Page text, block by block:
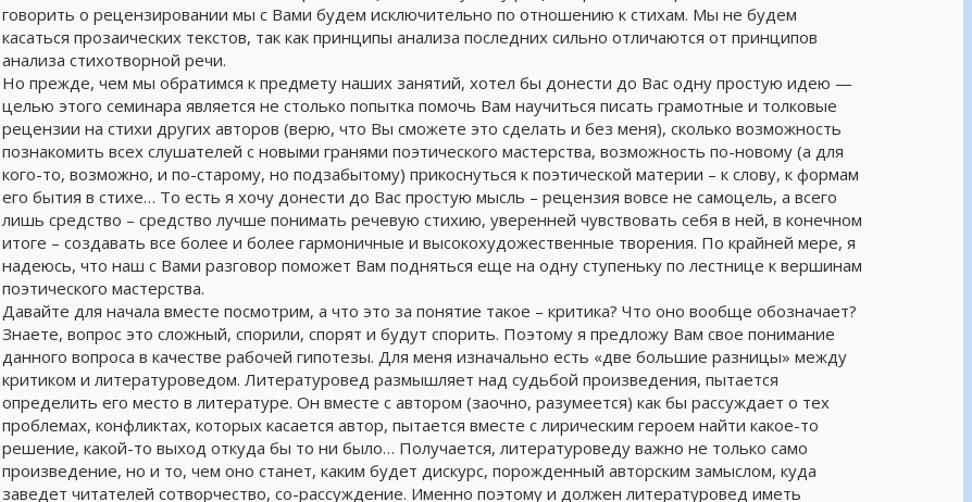
говорить о рецензировании мы с Вами будем исключительно по отношению к стихам. Мы не будем
касаться прозаических текстов, так как принципы анализа последних сильно отличаются от принципов
анализа стихотворной речи.
Но прежде, чем мы обратимся к предмету наших занятий, хотел бы донести до Вас одну простую идею —
целью этого семинара является не столько попытка помочь Вам научиться писать грамотные и толковые
рецензии на стихи других авторов (верю, что Вы сможете это сделать и без меня), сколько возможность
познакомить всех слушателей с новыми гранями поэтического мастерства, возможность по-новому (а для
кого-то, возможно, и по-старому, но подзабытому) прикоснуться к поэтической материи – к слову, к формам
его бытия в стихе… То есть я хочу донести до Вас простую мысль – рецензия вовсе не самоцель, а всего
лишь средство – средство лучше понимать речевую стихию, уверенней чувствовать себя в ней, в конечном
итоге – создавать все более и более гармоничные и высокохудожественные творения. По крайней мере, я
надеюсь, что наш с Вами разговор поможет Вам подняться еще на одну ступеньку по лестнице к вершинам
поэтического мастерства.
Давайте для начала вместе посмотрим, а что это за понятие такое – критика? Что оно вообще обозначает?
Знаете, вопрос это сложный, спорили, спорят и будут спорить. Поэтому я предложу Вам свое понимание
данного вопроса в качестве рабочей гипотезы. Для меня изначально есть «две большие разницы» между
критиком и литературоведом. Литературовед размышляет над судьбой произведения, пытается
определить его место в литературе. Он вместе с автором (заочно, разумеется) как бы рассуждает о тех
проблемах, конфликтах, которых касается автор, пытается вместе с лирическим героем найти какое-то
решение, какой-то выход откуда бы то ни было… Получается, литературоведу важно не только само
произведение, но и то, чем оно станет, каким будет дискурс, порожденный авторским замыслом, куда
заведет читателей сотворчество, со-рассуждение. Именно поэтому и должен литературовед иметь